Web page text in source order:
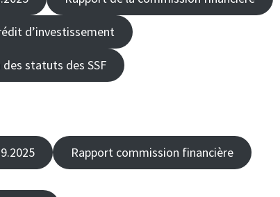
d’investissement
des statuts des SSF
Rapport commission financière